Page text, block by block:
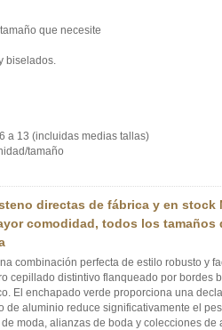
que necesite
biselados.
a 13 (incluidas medias tallas)
tamaño
directas de fábrica y en stock
comodidad, todos los
combinación perfecta de estilo robusto y
cepillado distintivo flanqueado por bordes
El enchapado verde proporciona una
de aluminio reduce significativamente el
moda, alianzas de boda y colecciones de